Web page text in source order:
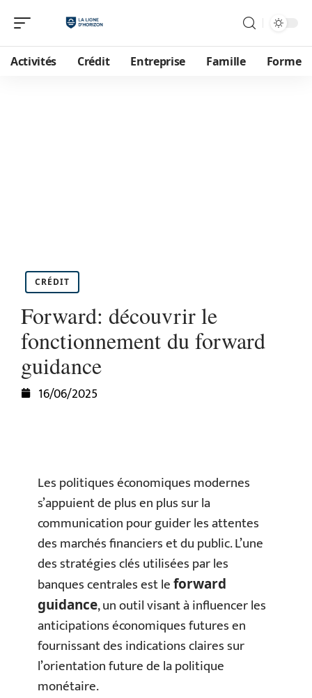
Activités Crédit Entreprise Famille Forme
CRÉDIT
Forward: découvrir le
fonctionnement du forward
guidance
16/06/2025
Les politiques économiques modernes
s’appuient de plus en plus sur la
communication pour guider les attentes
des marchés financiers et du public. L’une
des stratégies clés utilisées par les
banques centrales est leforward
guidance, un outil visant à influencer les
anticipations économiques futures en
fournissant des indications claires sur
l’orientation future de la politique
monétaire.